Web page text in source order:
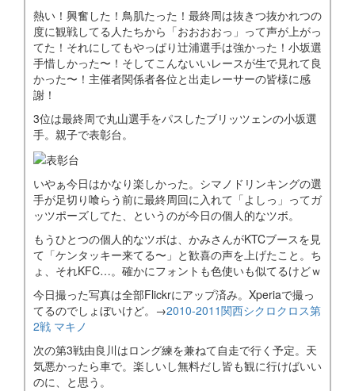
熱い！興奮した！鳥肌たった！最終周は抜きつ抜かれつの
度に観戦してる人たちから「おおおおっ」って声が上がっ
てた！それにしてもやっぱり辻浦選手は強かった！小坂選
手惜しかった〜！そしてこんないいレースが生で見れて良
かった〜！主催者関係者各位と出走レーサーの皆様に感
謝！
3位は最終周で丸山選手をパスしたブリッツェンの小坂選
手。親子で表彰台。
いやぁ今日はかなり楽しかった。シマノドリンキングの選
手が足切り喰らう前に最終周回に入れて「よしっ」ってガ
ッツポーズしてた、というのが今日の個人的なツボ。
もうひとつの個人的なツボは、かみさんがKTCブースを見
て「ケンタッキー来てる〜」と歓喜の声を上げたこと。ち
ょ、それKFC…。確かにフォントも色使いも似てるけどｗ
今日撮った写真は全部Flickrにアップ済み。Xperiaで撮っ
てるのでしょぼいけど。→2010-2011関西シクロクロス第
2戦 マキノ
次の第3戦由良川はロング練を兼ねて自走で行く予定。天
気悪かったら車で。楽しいし無料だし皆も観に行けばいい
のに、と思う。